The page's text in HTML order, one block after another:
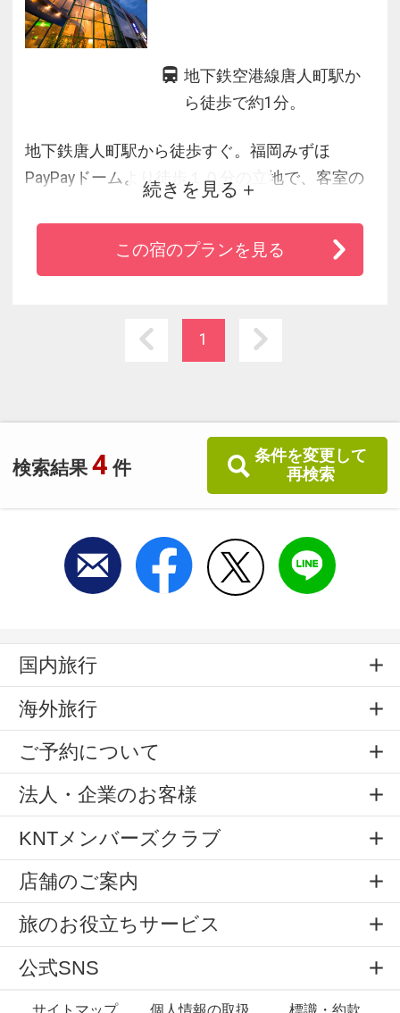
検索結果 4 件
条件を変更して
再検索
地下鉄空港線唐人町駅か
ら徒歩で約1分。
地下鉄唐人町駅から徒歩すぐ。福岡みずほ
PayPayドームより徒歩１０分の立地で、客室の
一部からドームやシーサイドももちの夜景がご
覧いただけます。グループやファミリー旅行に
便利なファミリールーム（フォース）を設けて
続きを見る
この宿のプランを見る
1
国内旅行
海外旅行
ご予約について
法人・企業のお客様
KNTメンバーズクラブ
店舗のご案内
旅のお役立ちサービス
公式SNS
サイトマップ 個人情報の取扱 標識・約款